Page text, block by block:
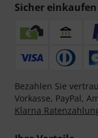
Sicher
Bezahlen Sie
Vorkasse, PayPal,
Klarna